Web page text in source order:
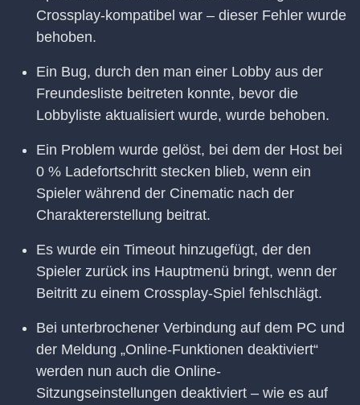
Crossplay-kompatibel war – dieser Fehler wurde
behoben.
Ein Bug, durch den man einer Lobby aus der
Freundesliste beitreten konnte, bevor die
Lobbyliste aktualisiert wurde, wurde behoben.
Ein Problem wurde gelöst, bei dem der Host bei
0 % Ladefortschritt stecken blieb, wenn ein
Spieler während der Cinematic nach der
Charaktererstellung beitrat.
Es wurde ein Timeout hinzugefügt, der den
Spieler zurück ins Hauptmenü bringt, wenn der
Beitritt zu einem Crossplay-Spiel fehlschlägt.
Bei unterbrochener Verbindung auf dem PC und
der Meldung „Online-Funktionen deaktiviert“
werden nun auch die Online-
Sitzungseinstellungen deaktiviert – wie es auf